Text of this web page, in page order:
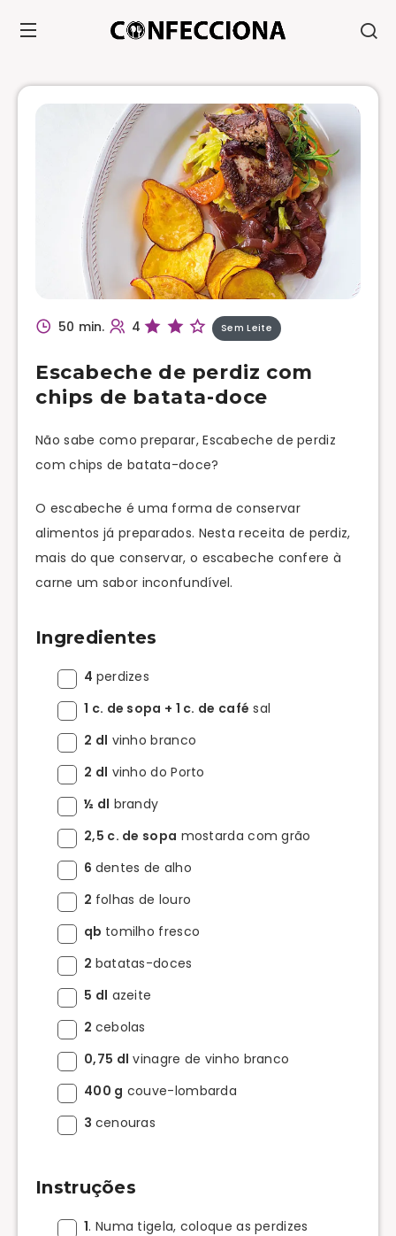
50 min. 4 Sem Leite
Escabeche de perdiz com
chips de batata-doce
Não sabe como preparar, Escabeche de perdiz
com chips de batata-doce?
O escabeche é uma forma de conservar
alimentos já preparados. Nesta receita de perdiz,
mais do que conservar, o escabeche confere à
carne um sabor inconfundível.
Ingredientes
4 perdizes
1 c. de sopa + 1 c. de café sal
2 dl vinho branco
2 dl vinho do Porto
½ dl brandy
2,5 c. de sopa mostarda com grão
6 dentes de alho
2 folhas de louro
qb tomilho fresco
2 batatas-doces
5 dl azeite
2 cebolas
0,75 dl vinagre de vinho branco
400 g couve-lombarda
3 cenouras
Instruções
1. Numa tigela, coloque as perdizes